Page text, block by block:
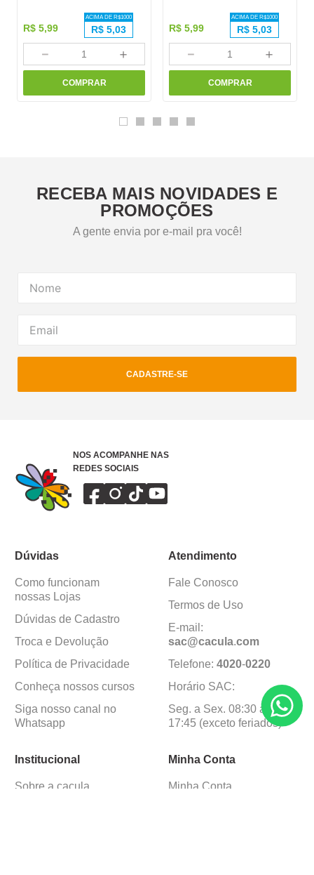
R$ 5,99
ACIMA DE R$1000
R$ 5,03
＋
－
COMPRAR
R$ 5,99
ACIMA DE R$1000
R$ 5,03
＋
－
COMPRAR
RECEBA MAIS NOVIDADES E
PROMOÇÕES
A gente envia por e-mail pra você!
CADASTRE-SE
NOS ACOMPANHE NAS
REDES SOCIAIS
Dúvidas
Como funcionam
nossas Lojas
Dúvidas de Cadastro
Troca e Devolução
Política de Privacidade
Conheça nossos cursos
Siga nosso canal no
Whatsapp
Atendimento
Fale Conosco
Termos de Uso
E-mail:
sac@cacula.com
Telefone: 4020-0220
Horário SAC:
Seg. a Sex. 08:30 às
17:45 (exceto feriados)
Institucional
Sobre a caçula
Minha Conta
Minha Conta